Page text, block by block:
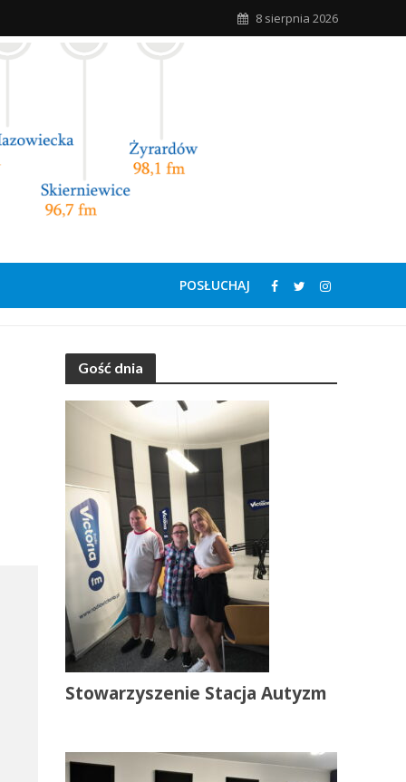
8 sierpnia 2026
POSŁUCHAJ
Gość dnia
Stowarzyszenie Stacja Autyzm